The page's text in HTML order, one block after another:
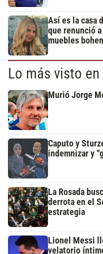
Así es la casa
que renunció
muebles
Lo más visto en
Murió Jorge
Caputo y
indemnizar y
La Rosada
derrota en el
estrategia
Lionel Messi
velatorio